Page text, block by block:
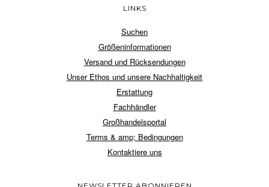
LINKS
Suchen
Größeninformationen
Versand und Rücksendungen
Unser Ethos und unsere Nachhaltigkeit
Erstattung
Fachhändler
Großhandelsportal
Terms & amp; Bedingungen
Kontaktiere uns